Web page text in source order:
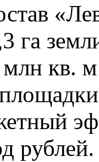
га
млн кв.
рублей.